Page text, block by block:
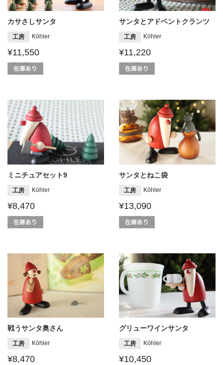
カサさしサンタ
工房 Köhler
¥11,550
サンタとアドベントクランツ
工房 Köhler
¥11,220
ミニチュアセット9
工房 Köhler
¥8,470
サンタとねこ袋
工房 Köhler
¥13,090
戦うサンタ奥さん
工房 Köhler
¥8,470
グリューワインサンタ
工房 Köhler
¥10,450